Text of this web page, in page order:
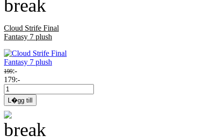
Cloud Strife Final
Fantasy 7 plush
199:-
179:-